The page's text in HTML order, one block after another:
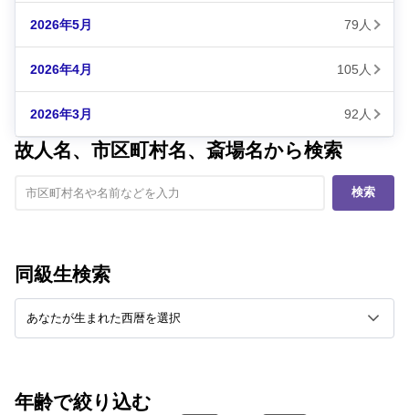
2026年5月 79人
2026年4月 105人
2026年3月 92人
故人名、市区町村名、斎場名から検索
検索
同級生検索
年齢で絞り込む